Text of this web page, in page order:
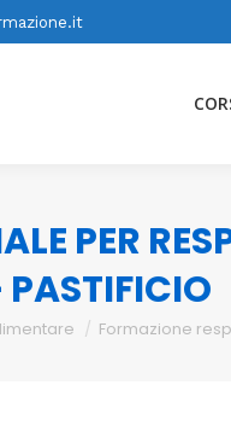
PER
PASTIFICIO
Formazione